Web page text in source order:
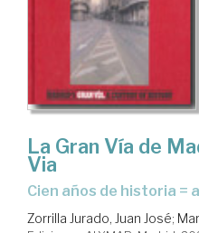
La Gran Vía de
Via
cien años de historia
Zorrilla Jurado, Juan José;